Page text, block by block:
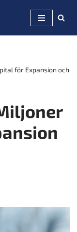
för Expansion och